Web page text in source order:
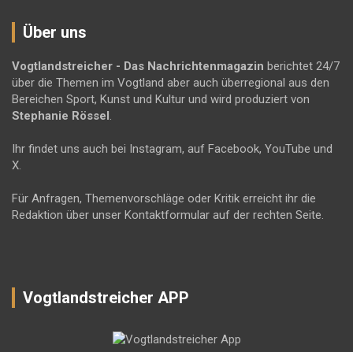
Über uns
Vogtlandstreicher - Das Nachrichtenmagazin berichtet 24/7
über die Themen im Vogtland aber auch überregional aus den
Bereichen Sport, Kunst und Kultur und wird produziert von
Stephanie Rössel .
Ihr findet uns auch bei Instagram, auf Facebook, YouTube und
X.
Für Anfragen, Themenvorschläge oder Kritik erreicht ihr die
Redaktion über unser Kontaktformular auf der rechten Seite.
Vogtlandstreicher APP